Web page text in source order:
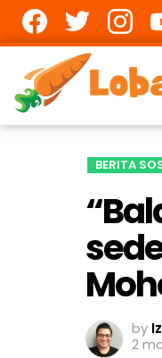
BERITA
by
2